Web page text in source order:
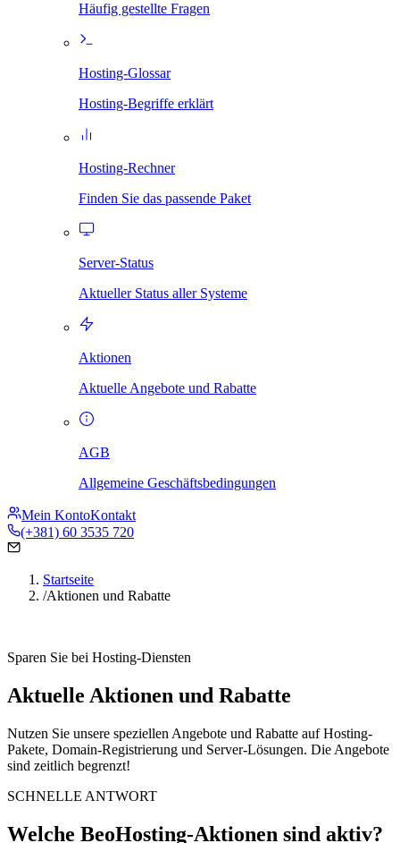
Häufig gestellte Fragen
Hosting-Glossar
Hosting-Begriffe erklärt
Hosting-Rechner
Finden Sie das passende Paket
Server-Status
Aktueller Status aller Systeme
Aktionen
Aktuelle Angebote und Rabatte
AGB
Allgemeine Geschäftsbedingungen
Mein KontoKontakt
(+381) 60 3535 720
Startseite
/Aktionen und Rabatte
Sparen Sie bei Hosting-Diensten
Aktuelle Aktionen und Rabatte
Nutzen Sie unsere speziellen Angebote und Rabatte auf Hosting-
Pakete, Domain-Registrierung und Server-Lösungen. Die Angebote
sind zeitlich begrenzt!
SCHNELLE ANTWORT
Welche BeoHosting-Aktionen sind aktiv?